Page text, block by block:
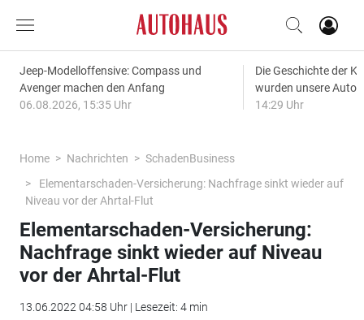
Jeep-Modelloffensive: Compass und
Avenger machen den Anfang
06.08.2026, 15:35 Uhr
Die Geschichte der
wurden unsere
14:29 Uhr
Home Nachrichten
SchadenBusiness
Ele­men­tar­scha­den­-Ver­si­che­run­g: Nach­frage sinkt wie­der auf
Niveau vor der Ahrtal-Flut
Ele­men­tar­scha­den­-Ver­si­che­run­g:
Nach­frage sinkt wie­der auf Niveau
vor der Ahrtal-Flut
13.06.2022 04:58 Uhr | Lesezeit: 4 min